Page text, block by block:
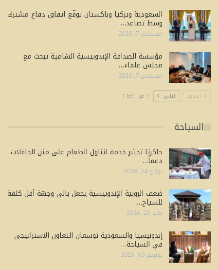
السعودية وتركيا وباكستان توقّع اتفاق دفاع مشترك
وسط تصاعد…
أغسطس 7, 2026
مؤسسة الصداقة الإندونيسية الشامية تبحث مع
مجلس علماء…
أغسطس 7, 2026
السابق التالي 1 من 1٬631
السياحة
جاكرتا تختبر خدمة لتناول الطعام على متن الحافلات
دعماً…
يوليو 24, 2026
ضعف الروبية الإندونيسية يجعل بالي وجهة أقل كلفة
للسياح…
مايو 25, 2026
إندونيسيا والسعودية توسعان التعاون الاستراتيجي
في السياحة…
نوفمبر 10, 2025